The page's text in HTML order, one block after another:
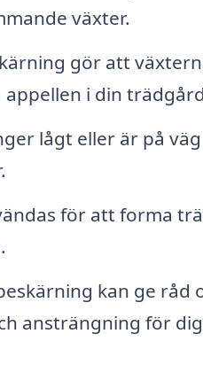
växter.
gör att
i din
lågt eller är på
för att forma
kan ge råd
ansträngning för